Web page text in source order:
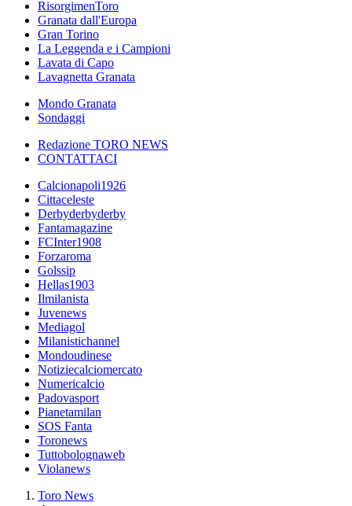
RisorgimenToro
Granata dall'Europa
Gran Torino
La Leggenda e i Campioni
Lavata di Capo
Lavagnetta Granata
Mondo Granata
Sondaggi
Redazione TORO NEWS
CONTATTACI
Calcionapoli1926
Cittaceleste
Derbyderbyderby
Fantamagazine
FCInter1908
Forzaroma
Golssip
Hellas1903
Ilmilanista
Juvenews
Mediagol
Milanistichannel
Mondoudinese
Notiziecalciomercato
Numericalcio
Padovasport
Pianetamilan
SOS Fanta
Toronews
Tuttobolognaweb
Violanews
Toro News